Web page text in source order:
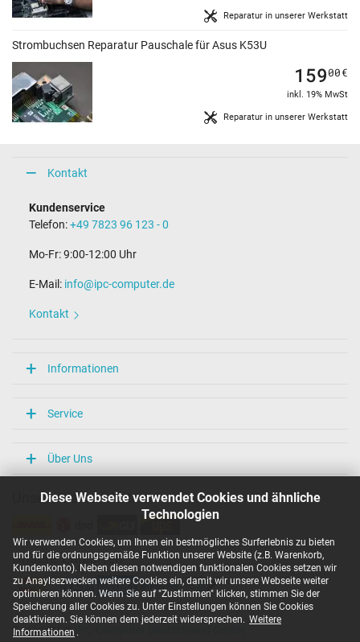
Diese Webseite verwendet Cookies und ähnliche
Technologien
Wir verwenden Cookies, um Ihnen ein bestmögliches Surferlebnis zu bieten
und für die ordnungsgemäße Funktion unserer Website (z.B. Warenkorb,
Kundenkonto). Neben diesen notwendigen funktionalen Cookies setzen wir
zu Anaylsezwecken weitere Cookies ein, damit wir unsere Webseite weiter
optimieren können. Wenn Sie auf "Zustimmen" klicken, stimmen Sie der
Speicherung aller Cookies zu. Unter Einstellungen können Sie Cookies
deaktivieren. Sie können dem jederzeit widersprechen. Weitere
Informationen .
Reparatur in unserer Werkstatt
Strombuchsen Reparatur Pauschale für Asus K53U
Reparatur in unserer Werkstatt
15900€
inkl. 19% MwSt
Kontakt
Kundenservice
Telefon:+49 7823 96 123 - 0
Mo-Fr: 9:00-12:00 Uhr
E-Mail: info@ipc-computer.de
Kontakt
Informationen
Service
Über Uns
Unsere Versandarten
Unsere Zahlarten
Copyright ©